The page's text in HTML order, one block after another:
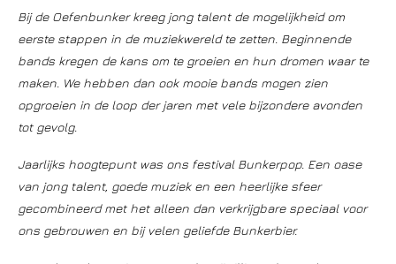
Bij de Oefenbunker kreeg jong talent de mogelijkheid om
eerste stappen in de muziekwereld te zetten. Beginnende
bands kregen de kans om te groeien en hun dromen waar te
maken. We hebben dan ook mooie bands mogen zien
opgroeien in de loop der jaren met vele bijzondere avonden
tot gevolg.
Jaarlijks hoogtepunt was ons festival Bunkerpop. Een oase
van jong talent, goede muziek en een heerlijke sfeer
gecombineerd met het alleen dan verkrijgbare speciaal voor
ons gebrouwen en bij velen geliefde Bunkerbier.